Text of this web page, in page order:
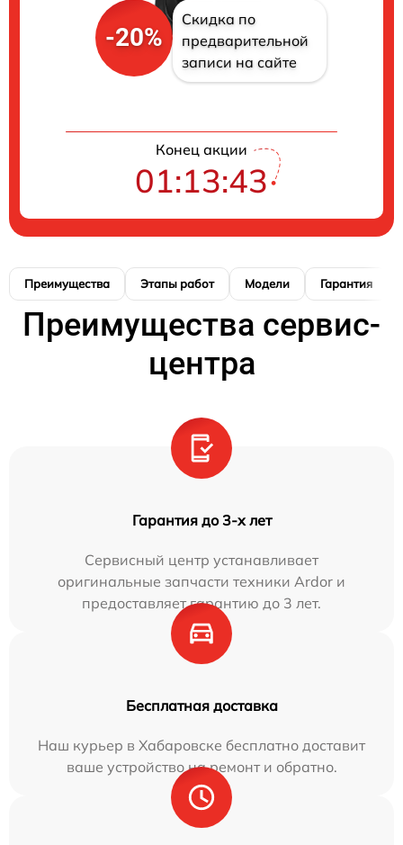
-20%
Скидка по
предварительной
записи на сайте
Конец акции
01:13:42
Преимущества Этапы работ Модели Гарантия
Преимущества сервис-
центра
Гарантия до 3-х лет
Сервисный центр устанавливает
оригинальные запчасти техники Ardor и
предоставляет гарантию до 3 лет.
Бесплатная доставка
Наш курьер в Хабаровске бесплатно доставит
ваше устройство на ремонт и обратно.